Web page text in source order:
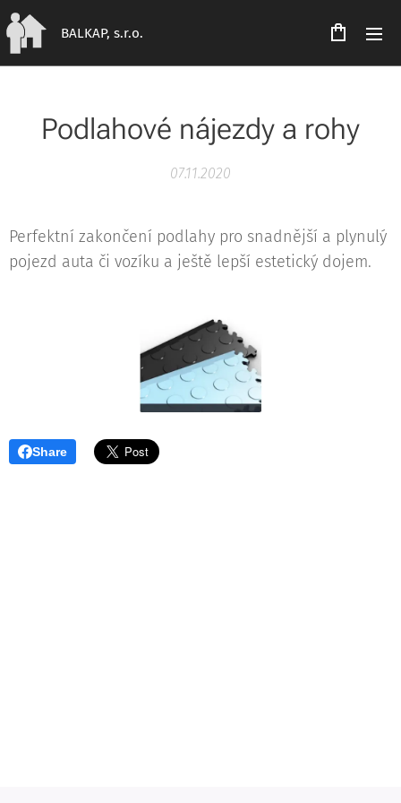
BALKAP, s.r.o.
Podlahové nájezdy a rohy
07.11.2020
Perfektní zakončení podlahy pro snadnější a plynulý
pojezd auta či vozíku a ještě lepší estetický dojem.
Share